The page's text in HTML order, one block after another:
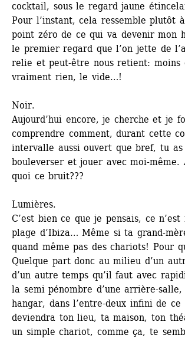
cocktail, sous le regard jaune
Pour l’instant, cela ressemble plutôt
point zéro de ce qui va devenir mon
le premier regard que l’on jette de
relie et peut-être nous retient:
vraiment rien, le vide…!
Noir.
Aujourd’hui encore, je cherche et je
comprendre comment, durant cette
intervalle aussi ouvert que bref, tu
bouleverser et jouer avec moi-même.
quoi ce bruit???
Lumières.
C’est bien ce que je pensais, ce
plage d’Ibiza… Même si ta grand-
quand même pas des chariots! Pour
Quelque part donc au milieu d’un
d’un autre temps qu’il faut avec
la semi pénombre d’une arrière-salle,
hangar, dans l’entre-deux infini de
deviendra ton lieu, ta maison, ton
un simple chariot, comme ça, te